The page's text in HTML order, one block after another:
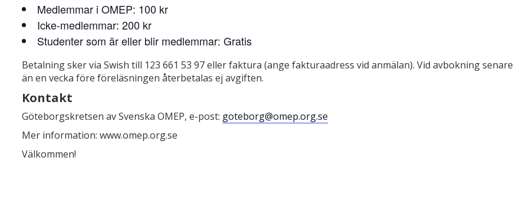
Medlemmar i OMEP: 100 kr
Icke-medlemmar: 200 kr
Studenter som är eller blir medlemmar: Gratis
Betalning sker via Swish till 123 661 53 97 eller faktura (ange fakturaadress vid anmälan). Vid avbokning senare
än en vecka före föreläsningen återbetalas ej avgiften.
Kontakt
Göteborgskretsen av Svenska OMEP, e-post: goteborg@omep.org.se
Mer information: www.omep.org.se
Välkommen!